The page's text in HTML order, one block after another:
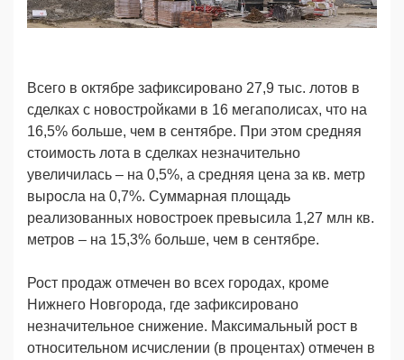
Всего в октябре зафиксировано 27,9 тыс. лотов в
сделках с новостройками в 16 мегаполисах, что на
16,5% больше, чем в сентябре. При этом средняя
стоимость лота в сделках незначительно
увеличилась – на 0,5%, а средняя цена за кв. метр
выросла на 0,7%. Суммарная площадь
реализованных новостроек превысила 1,27 млн кв.
метров – на 15,3% больше, чем в сентябре.
Рост продаж отмечен во всех городах, кроме
Нижнего Новгорода, где зафиксировано
незначительное снижение. Максимальный рост в
относительном исчислении (в процентах) отмечен в